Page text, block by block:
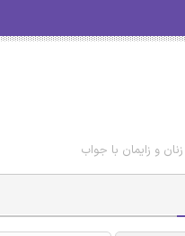
و زایمان با جواب